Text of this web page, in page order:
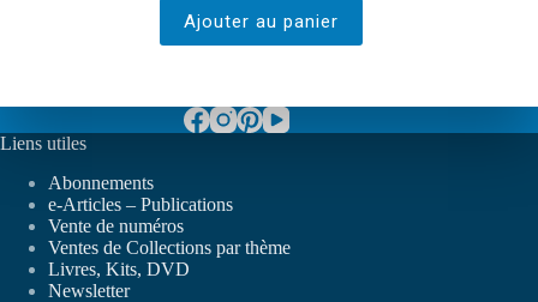
Ajouter au panier
Liens utiles
Abonnements
e-Articles – Publications
Vente de numéros
Ventes de Collections par thème
Livres, Kits, DVD
Newsletter